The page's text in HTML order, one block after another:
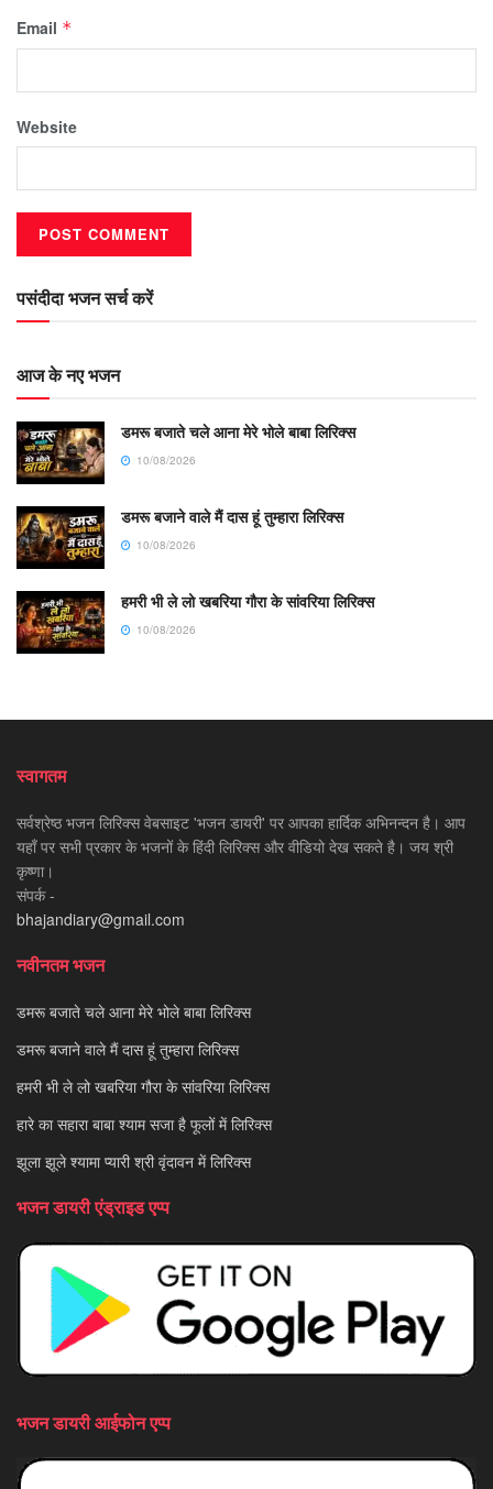
Email *
Website
पसंदीदा भजन सर्च करें
आज के नए भजन
डमरू बजाते चले आना मेरे भोले बाबा लिरिक्स
10/08/2026
डमरू बजाने वाले मैं दास हूं तुम्हारा लिरिक्स
10/08/2026
हमरी भी ले लो खबरिया गौरा के सांवरिया लिरिक्स
10/08/2026
स्वागतम
सर्वश्रेष्ठ भजन लिरिक्स वेबसाइट 'भजन डायरी' पर आपका हार्दिक अभिनन्दन है। आप
यहाँ पर सभी प्रकार के भजनों के हिंदी लिरिक्स और वीडियो देख सकते है। जय श्री
कृष्णा।
संपर्क -
bhajandiary@gmail.com
नवीनतम भजन
डमरू बजाते चले आना मेरे भोले बाबा लिरिक्स
डमरू बजाने वाले मैं दास हूं तुम्हारा लिरिक्स
हमरी भी ले लो खबरिया गौरा के सांवरिया लिरिक्स
हारे का सहारा बाबा श्याम सजा है फूलों में लिरिक्स
झूला झूले श्यामा प्यारी श्री वृंदावन में लिरिक्स
भजन डायरी एंड्राइड एप्प
भजन डायरी आईफोन एप्प